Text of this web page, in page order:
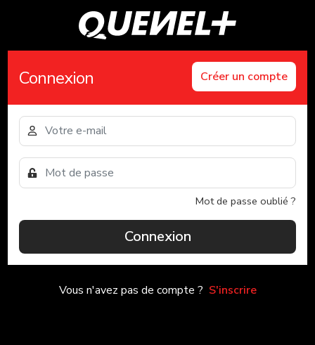
Connexion Créer un compte
Mot de passe oublié ?
Connexion
Vous n'avez pas de compte ? S'inscrire